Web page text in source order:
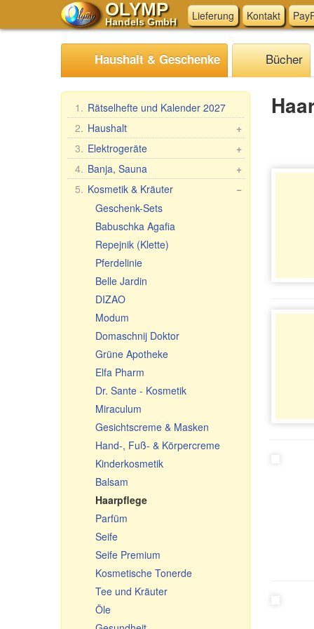
OLYMP
Handels GmbH Lieferung Kontakt
Haushalt & Geschenke Bücher
1. Rätselhefte und Kalender 2027
+
2. Haushalt
Mangal, Grills
Spieße
Dampfkocher
Haushaltswaren
Waschen und Reinigen
Teig- & Maultaschenformen &
Zubehör
Tischdecken
Fleischwölfe und Zubehör
Backen, Tee, Kaffee
Töpfe aus Keramik
Geschirr aus Keramik
Glasgeschirr
Kochkessel, Feuerkessel,
Kochtöpfe
Geschirr aus Gusseisen
Usbekische Geschirr aus
Gusseisen
Bratpfannen
Reiben, Gemüsehobel,
Gemüseschneider
Emailliertes Geschirr
Kleine Geschenke
Souvenir-Schneidebretter
+
3. Elektrogeräte
Küchen-Elektrogeräte
Andere Elektrogeräte
+
4. Banja, Sauna
Saunareisig
Saunabekleidung
Saunazubehör
Kosmetik Sauna/Badewanne
−
5. Kosmetik & Kräuter
Geschenk-Sets
Babuschka Agafia
Repejnik (Klette)
Pferdelinie
Belle Jardin
DIZAO
Modum
Domaschnij Doktor
Grüne Apotheke
Elfa Pharm
Dr. Sante - Kosmetik
Miraculum
Gesichtscreme & Masken
Hand-, Fuß- & Körpercreme
Kinderkosmetik
Balsam
Haarpflege
Parfüm
Seife
Seife Premium
Kosmetische Tonerde
Tee und Kräuter
Öle